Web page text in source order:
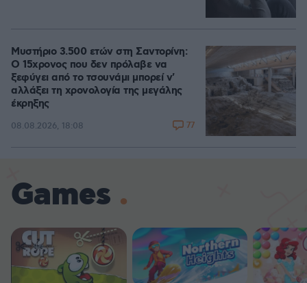
Μυστήριο 3.500 ετών στη Σαντορίνη:
Ο 15χρονος που δεν πρόλαβε να
ξεφύγει από το τσουνάμι μπορεί ν'
αλλάξει τη χρονολογία της μεγάλης
έκρηξης
08.08.2026, 18:08 77
Games